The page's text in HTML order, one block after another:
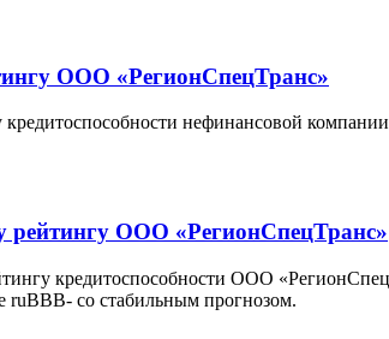
ООО «РегионСпецТранс»
нефинансовой
рейтингу ООО «РегионСпецТранс»
кредитоспособности ООО
ruBBB- со стабильным прогнозом.